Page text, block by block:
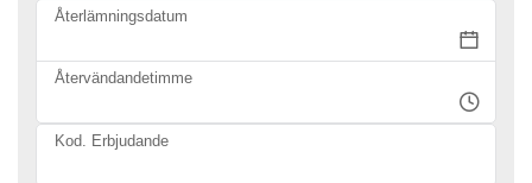
Återlämningsdatum
Återvändandetimme
Kod. Erbjudande